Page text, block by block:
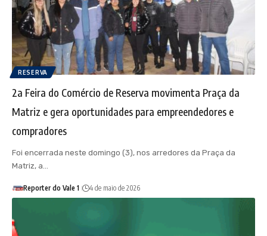
RESERVA
2a Feira do Comércio de Reserva movimenta Praça da
Matriz e gera oportunidades para empreendedores e
compradores
Foi encerrada neste domingo (3), nos arredores da Praça da
Matriz, a…
Reporter do Vale 1 4 de maio de 2026